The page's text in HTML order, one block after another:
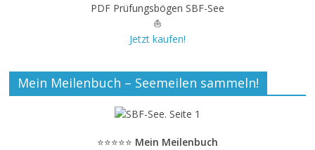
PDF Prüfungsbögen SBF-See
⛵
Jetzt kaufen!
Mein Meilenbuch – Seemeilen sammeln!
⭐⭐⭐⭐⭐ Mein Meilenbuch